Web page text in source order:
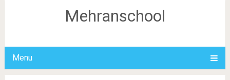
Mehranschool
Menu